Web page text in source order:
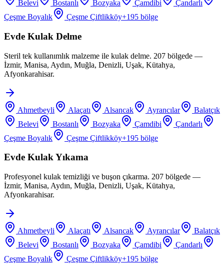
Belevi
Bostanlı Bozyaka Çamdibi
Çandarlı
Çeşme Boyalık
Çeşme Çiftlikköy+195 bölge
Evde Kulak Delme
Steril tek kullanımlık malzeme ile kulak delme. 207 bölgede —
İzmir, Manisa, Aydın, Muğla, Denizli, Uşak, Kütahya,
Afyonkarahisar.
Ahmetbeyli Alaçatı Alsancak Ayrancılar
Balatçık
Belevi
Bostanlı Bozyaka Çamdibi
Çandarlı
Çeşme Boyalık
Çeşme Çiftlikköy+195 bölge
Evde Kulak Yıkama
Profesyonel kulak temizliği ve buşon çıkarma. 207 bölgede —
İzmir, Manisa, Aydın, Muğla, Denizli, Uşak, Kütahya,
Afyonkarahisar.
Ahmetbeyli Alaçatı Alsancak Ayrancılar
Balatçık
Belevi
Bostanlı Bozyaka Çamdibi
Çandarlı
Çeşme Boyalık
Çeşme Çiftlikköy+195 bölge